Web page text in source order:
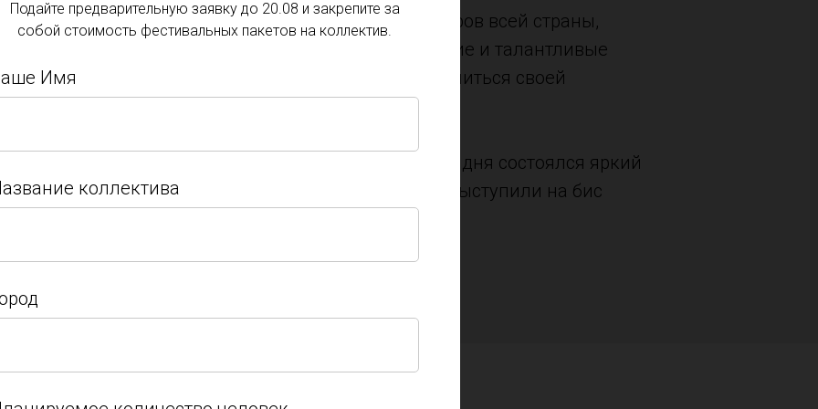
Подать заявкупопулярность среди танцоров всей страны,
собрал на своей сцене яркие и талантливые
коллективы, готовые поделиться своей
В завершение конкурсного дня состоялся яркий
гала-концерт, на котором выступили на бис
Подайте предварительную заявку до 20.08 и закрепите за
собой стоимость фестивальных пакетов на коллектив.
Имя
коллектива